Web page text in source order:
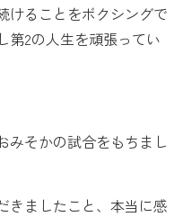
けることをボクシングで
第2の人生を頑張ってい
みそかの試合をもちまし
きましたこと、本当に感